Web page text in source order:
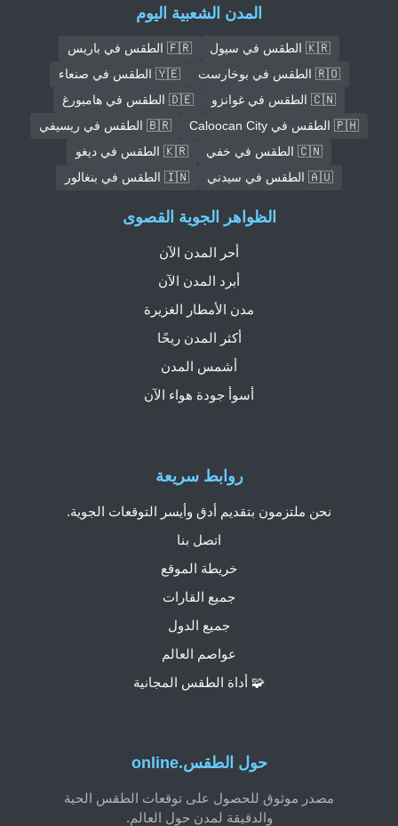
المدن الشعبية اليوم
🇰🇷 الطقس في سيول
🇫🇷 الطقس في باريس
🇷🇴 الطقس في بوخارست
🇾🇪 الطقس في صنعاء
🇨🇳 الطقس في غوانزو
🇩🇪 الطقس في هامبورغ
🇵🇭 الطقس في Caloocan City
🇧🇷 الطقس في ريسيفي
🇨🇳 الطقس في خفي
🇰🇷 الطقس في ديغو
🇦🇺 الطقس في سيدني
🇮🇳 الطقس في بنغالور
حول الطقس.online
مصدر موثوق للحصول على توقعات الطقس الحية
والدقيقة لمدن حول العالم.
روابط سريعة
نحن ملتزمون بتقديم أدق وأيسر التوقعات الجوية.
اتصل بنا
خريطة الموقع
جميع القارات
جميع الدول
عواصم العالم
🧩 أداة الطقس المجانية
الظواهر الجوية القصوى
أحر المدن الآن
أبرد المدن الآن
مدن الأمطار الغزيرة
أكثر المدن ريحًا
أشمس المدن
أسوأ جودة هواء الآن